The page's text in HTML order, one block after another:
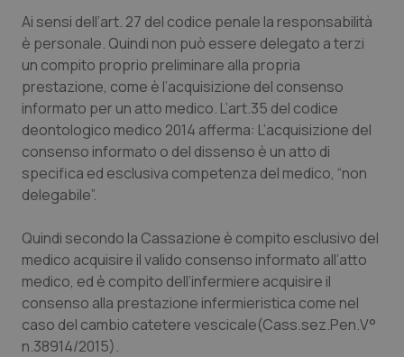
Abruzzo
Basilicata
Calabria
Campania
Emilia-Romagna
Friuli Venezia Giulia
Lazio
Liguria
QS Pro Gold
Artrite & artrosi
Asma & BPCO
Car-T
Colesterolo & coronaropatie
Dermatite Atopica
Diabete & glucometri
Disturbi dell’umore
QS Club Newsletter
Ai sensi dell’art. 27 del codice penale la responsabilità
è personale. Quindi non può essere delegato a terzi
un compito proprio preliminare alla propria
prestazione, come è l’acquisizione del consenso
informato per un atto medico. L’art.35 del codice
deontologico medico 2014 afferma: L’acquisizione del
consenso informato o del dissenso è un atto di
specifica ed esclusiva competenza del medico, “non
delegabile”.
Quindi secondo la Cassazione è compito esclusivo del
medico acquisire il valido consenso informato all’atto
medico, ed è compito dell’infermiere acquisire il
consenso alla prestazione infermieristica come nel
caso del cambio catetere vescicale(Cass.sez.Pen.V°
n.38914/2015).